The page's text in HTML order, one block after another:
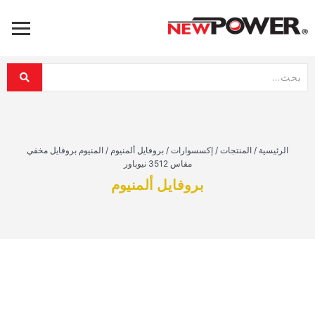
الرئيسية / المنتجات / إكسسوارات / بروفايل ألمنيوم / المنيوم بروفايل مخفي
مقاس 3512 نيوباور
بروفايل ألمنيوم